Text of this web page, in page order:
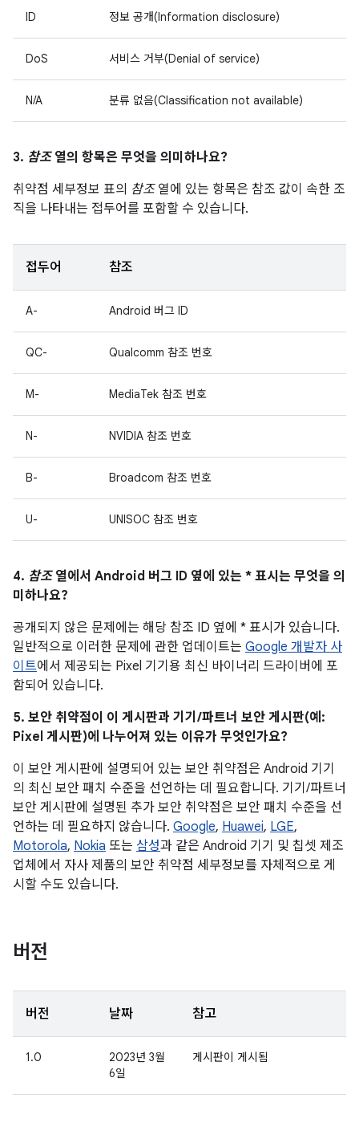
ID 정보 공개(Information disclosure)
DoS 서비스 거부(Denial of service)
N/A 분류 없음(Classification not available)
3. 참조열의 항목은 무엇을 의미하나요?
취약점 세부정보 표의 참조열에 있는 항목은 참조 값이 속한 조
직을 나타내는 접두어를 포함할 수 있습니다.
접두어 참조
A- Android 버그 ID
QC- Qualcomm 참조 번호
M- MediaTek 참조 번호
N- NVIDIA 참조 번호
B- Broadcom 참조 번호
U- UNISOC 참조 번호
4. 참조열에서 Android 버그 ID 옆에 있는 * 표시는 무엇을 의
미하나요?
공개되지 않은 문제에는 해당 참조 ID 옆에 * 표시가 있습니다.
일반적으로 이러한 문제에 관한 업데이트는 Google 개발자 사
이트에서 제공되는 Pixel 기기용 최신 바이너리 드라이버에 포
함되어 있습니다.
5. 보안 취약점이 이 게시판과 기기/파트너 보안 게시판(예:
Pixel 게시판)에 나누어져 있는 이유가 무엇인가요?
이 보안 게시판에 설명되어 있는 보안 취약점은 Android 기기
의 최신 보안 패치 수준을 선언하는 데 필요합니다. 기기/파트너
보안 게시판에 설명된 추가 보안 취약점은 보안 패치 수준을 선
언하는 데 필요하지 않습니다. Google, Huawei, LGE,
Motorola, Nokia 또는 삼성과 같은 Android 기기 및 칩셋 제조
업체에서 자사 제품의 보안 취약점 세부정보를 자체적으로 게
시할 수도 있습니다.
버전
버전 날짜 참고
1.0
2023년 3월
6일
게시판이 게시됨